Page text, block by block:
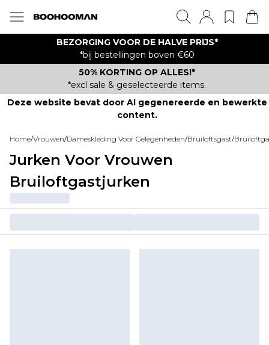
BEZORGING VOOR DE HALVE PRIJS*
*bij bestellingen boven €60
50% KORTING OP ALLES!*
*excl sale & geselecteerde items.
Deze website bevat door AI gegenereerde en bewerkte
content.
Home/Vrouwen/Dameskleding Voor Gelegenheden/Bruiloftsgast/
Jurken Voor Vrouwen
Bruiloftgastjurken